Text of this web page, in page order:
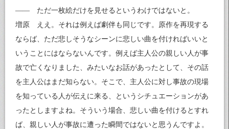
—— ただ一枚絵だけを見せるというわけではないと。
増原 ええ。それは例えば劇伴も同じです。原作を再現する
ならば、ただ悲しそうなシーンに悲しい曲を付ければいいと
いうことにはならないんです。例えば主人公の親しい人が事
故で亡くなりました、みたいなお話があったとして、その話
を主人公はまだ知らない。そこで、主人公に対し事故の現場
を知っている人が伝えに来る、というシチュエーションがあ
ったとしますよね。そういう場合、悲しい曲を付けるとすれ
ば、親しい人が事故に遭った瞬間ではないと思うんですよ。